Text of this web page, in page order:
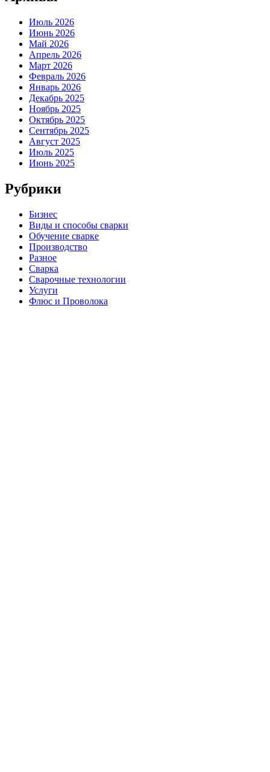
Июль 2026
Июнь 2026
Май 2026
Апрель 2026
Март 2026
Февраль 2026
Январь 2026
Декабрь 2025
Ноябрь 2025
Октябрь 2025
Сентябрь 2025
Август 2025
Июль 2025
Июнь 2025
Рубрики
Бизнес
Виды и способы сварки
Обучение сварке
Производство
Разное
Сварка
Сварочные технологии
Услуги
Флюс и Проволока